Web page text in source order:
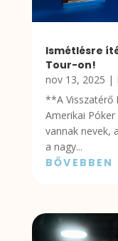
Ismétlésre
Tour-on!
nov 13, 2025 |
**A Visszatérő
Amerikai
vannak nevek,
a nagy...
BŐVEBBEN